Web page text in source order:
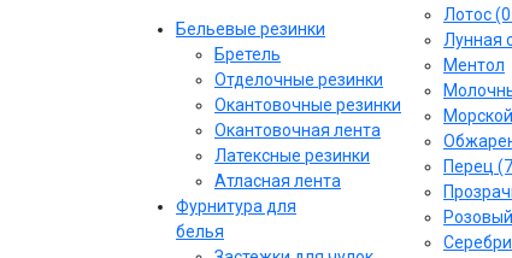
Бельевые резинки
Бретель
Отделочные резинки
Окантовочные резинки
Окантовочная лента
Латексные резинки
Атласная лента
Фурнитура для
белья
Лотос
Лунная
Ментол
Перец